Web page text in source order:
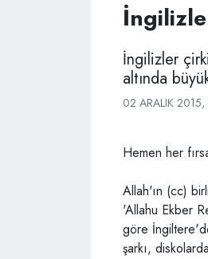
İngilizler
altında
02 ARALIK 2015,
Hemen her
Allah'ın (cc)
'Allahu Ekber
göre
şarkı,